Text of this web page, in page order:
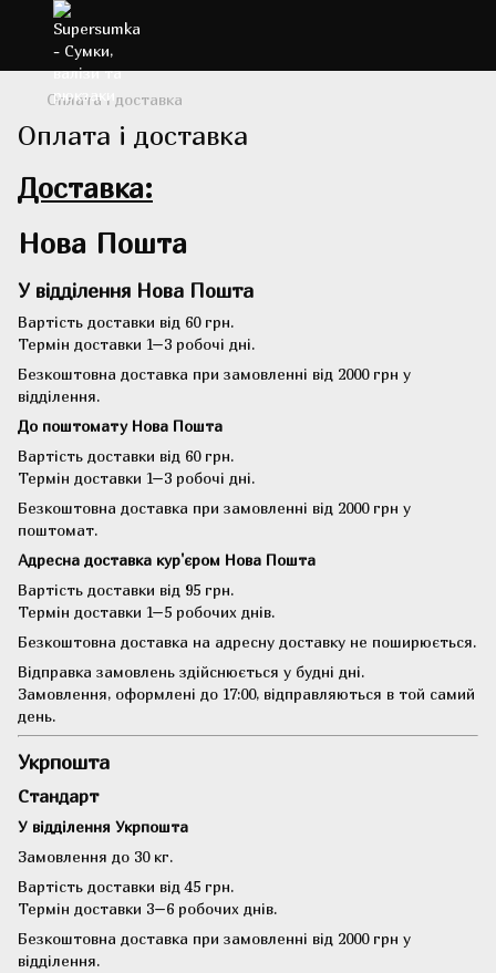
Оплата і доставка
Оплата і доставка
Доставка:
Нова Пошта
У відділення Нова Пошта
Вартість доставки від 60 грн.
Термін доставки 1–3 робочі дні.
Безкоштовна доставка при замовленні від 2000 грн у
відділення.
До поштомату Нова Пошта
Вартість доставки від 60 грн.
Термін доставки 1–3 робочі дні.
Безкоштовна доставка при замовленні від 2000 грн у
поштомат.
Адресна доставка кур'єром Нова Пошта
Вартість доставки від 95 грн.
Термін доставки 1–5 робочих днів.
Безкоштовна доставка на адресну доставку не поширюється.
Відправка замовлень здійснюється у будні дні.
Замовлення, оформлені до 17:00, відправляються в той самий
день.
Укрпошта
Стандарт
У відділення Укрпошта
Замовлення до 30 кг.
Вартість доставки від 45 грн.
Термін доставки 3–6 робочих днів.
Безкоштовна доставка при замовленні від 2000 грн у
відділення.